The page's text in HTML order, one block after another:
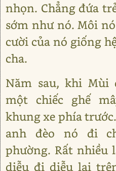
nhọn. Chẳng đứa
sớm như nó. Môi
cười của nó giống
cha.
Năm sau, khi Mùi
một chiếc ghế
khung xe phía
anh đèo nó đi
phường. Rất nhiều
diễu đi diễu lại